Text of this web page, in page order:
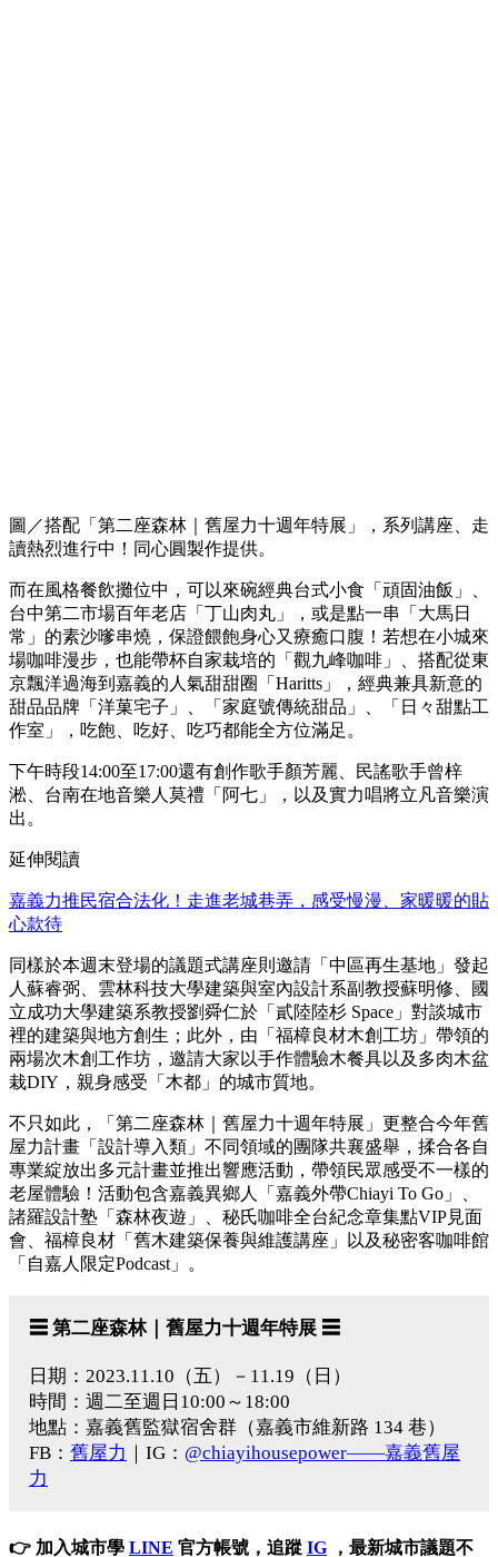
圖／搭配「第二座森林｜舊屋力十週年特展」，系列講座、走
讀熱烈進行中！同心圓製作提供。
而在風格餐飲攤位中，可以來碗經典台式小食「頑固油飯」、
台中第二市場百年老店「丁山肉丸」，或是點一串「大馬日
常」的素沙嗲串燒，保證餵飽身心又療癒口腹！若想在小城來
場咖啡漫步，也能帶杯自家栽培的「觀九峰咖啡」、搭配從東
京飄洋過海到嘉義的人氣甜甜圈「Haritts」，經典兼具新意的
甜品品牌「洋菓宅子」、「家庭號傳統甜品」、「日々甜點工
作室」，吃飽、吃好、吃巧都能全方位滿足。
下午時段14:00至17:00還有創作歌手顏芳麗、民謠歌手曾梓
淞、台南在地音樂人莫禮「阿七」，以及實力唱將立凡音樂演
出。
延伸閱讀
嘉義力推民宿合法化！走進老城巷弄，感受慢漫、家暖暖的貼
心款待
同樣於本週末登場的議題式講座則邀請「中區再生基地」發起
人蘇睿弼、雲林科技大學建築與室內設計系副教授蘇明修、國
立成功大學建築系教授劉舜仁於「貳陸陸杉 Space」對談城市
裡的建築與地方創生；此外，由「福樟良材木創工坊」帶領的
兩場次木創工作坊，邀請大家以手作體驗木餐具以及多肉木盆
栽DIY，親身感受「木都」的城市質地。
不只如此，「第二座森林｜舊屋力十週年特展」更整合今年舊
屋力計畫「設計導入類」不同領域的團隊共襄盛舉，揉合各自
專業綻放出多元計畫並推出響應活動，帶領民眾感受不一樣的
老屋體驗！活動包含嘉義異鄉人「嘉義外帶Chiayi To Go」、
諸羅設計塾「森林夜遊」、秘氏咖啡全台紀念章集點VIP見面
會、福樟良材「舊木建築保養與維護講座」以及秘密客咖啡館
「自嘉人限定Podcast」。
☰ 第二座森林｜舊屋力十週年特展 ☰
日期：2023.11.10（五）－11.19（日）
時間：週二至週日10:00～18:00
地點：嘉義舊監獄宿舍群（嘉義市維新路 134 巷）
FB： 舊屋力 ｜IG： @chiayihousepower——嘉義舊屋
力
👉 加入城市學 LINE 官方帳號，追蹤 IG ，最新城市議題不